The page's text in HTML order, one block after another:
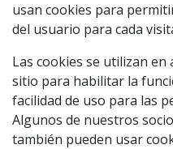
usan cookies para
del usuario para cada
Las cookies se utilizan
sitio para habilitar la
facilidad de uso para las
Algunos de nuestros
también pueden usar